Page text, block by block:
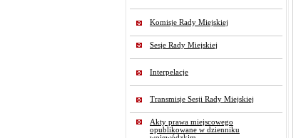
Komisje Rady Miejskiej
Sesje Rady Miejskiej
Interpelacje
Transmisje Sesji Rady Miejskiej
Akty prawa miejscowego
opublikowane w dzienniku